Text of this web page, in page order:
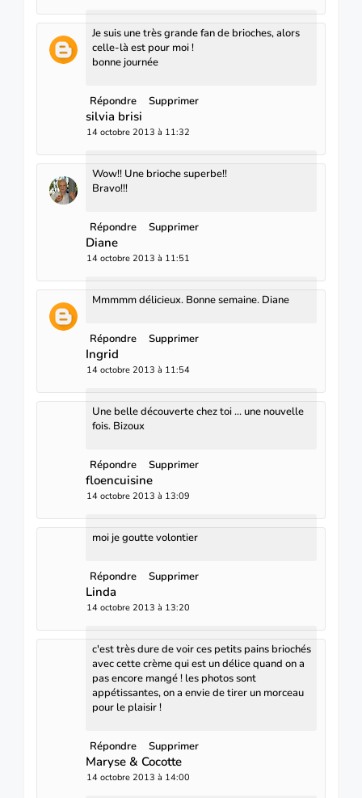
Je suis une très grande fan de brioches, alors
celle-là est pour moi !
bonne journée
Répondre Supprimer
silvia brisi
14 octobre 2013 à 11:32
Wow!! Une brioche superbe!!
Bravo!!!
Répondre Supprimer
Diane
14 octobre 2013 à 11:51
Mmmmm délicieux. Bonne semaine. Diane
Répondre Supprimer
Ingrid
14 octobre 2013 à 11:54
Une belle découverte chez toi ... une nouvelle
fois. Bizoux
Répondre Supprimer
floencuisine
14 octobre 2013 à 13:09
moi je goutte volontier
Répondre Supprimer
Linda
14 octobre 2013 à 13:20
c'est très dure de voir ces petits pains briochés
avec cette crème qui est un délice quand on a
pas encore mangé ! les photos sont
appétissantes, on a envie de tirer un morceau
pour le plaisir !
Répondre Supprimer
Maryse & Cocotte
14 octobre 2013 à 14:00